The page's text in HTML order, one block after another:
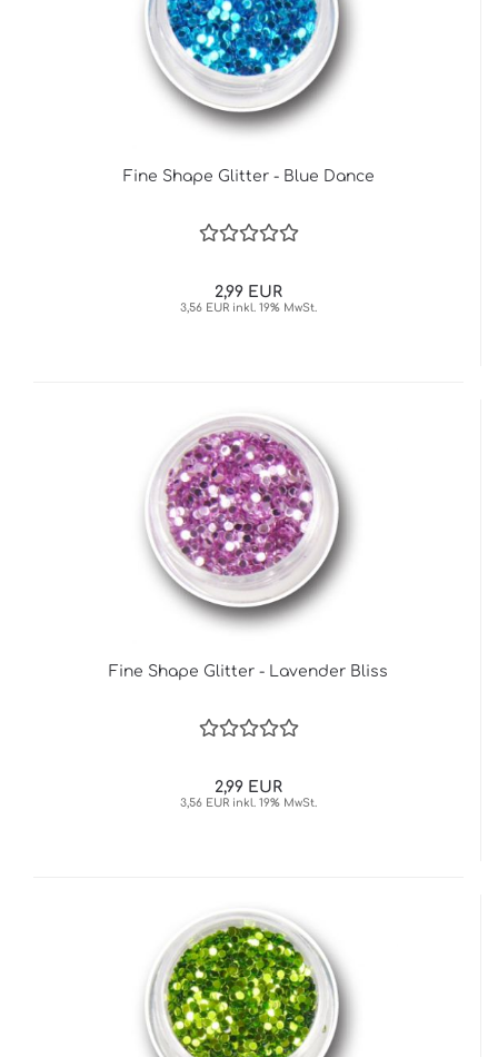
Fine Shape Glitter - Blue Dance
2,99 EUR
3,56 EUR inkl. 19% MwSt.
Fine Shape Glitter - Lavender Bliss
2,99 EUR
3,56 EUR inkl. 19% MwSt.